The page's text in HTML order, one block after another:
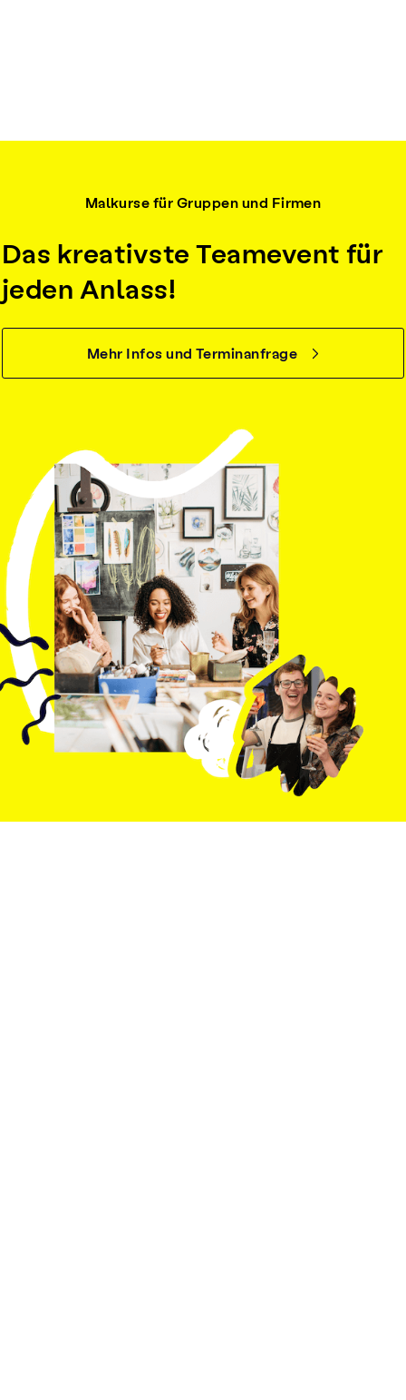
Malkurse für Gruppen und Firmen
Das kreativste Teamevent für
jeden Anlass!
Mehr Infos und Terminanfrage